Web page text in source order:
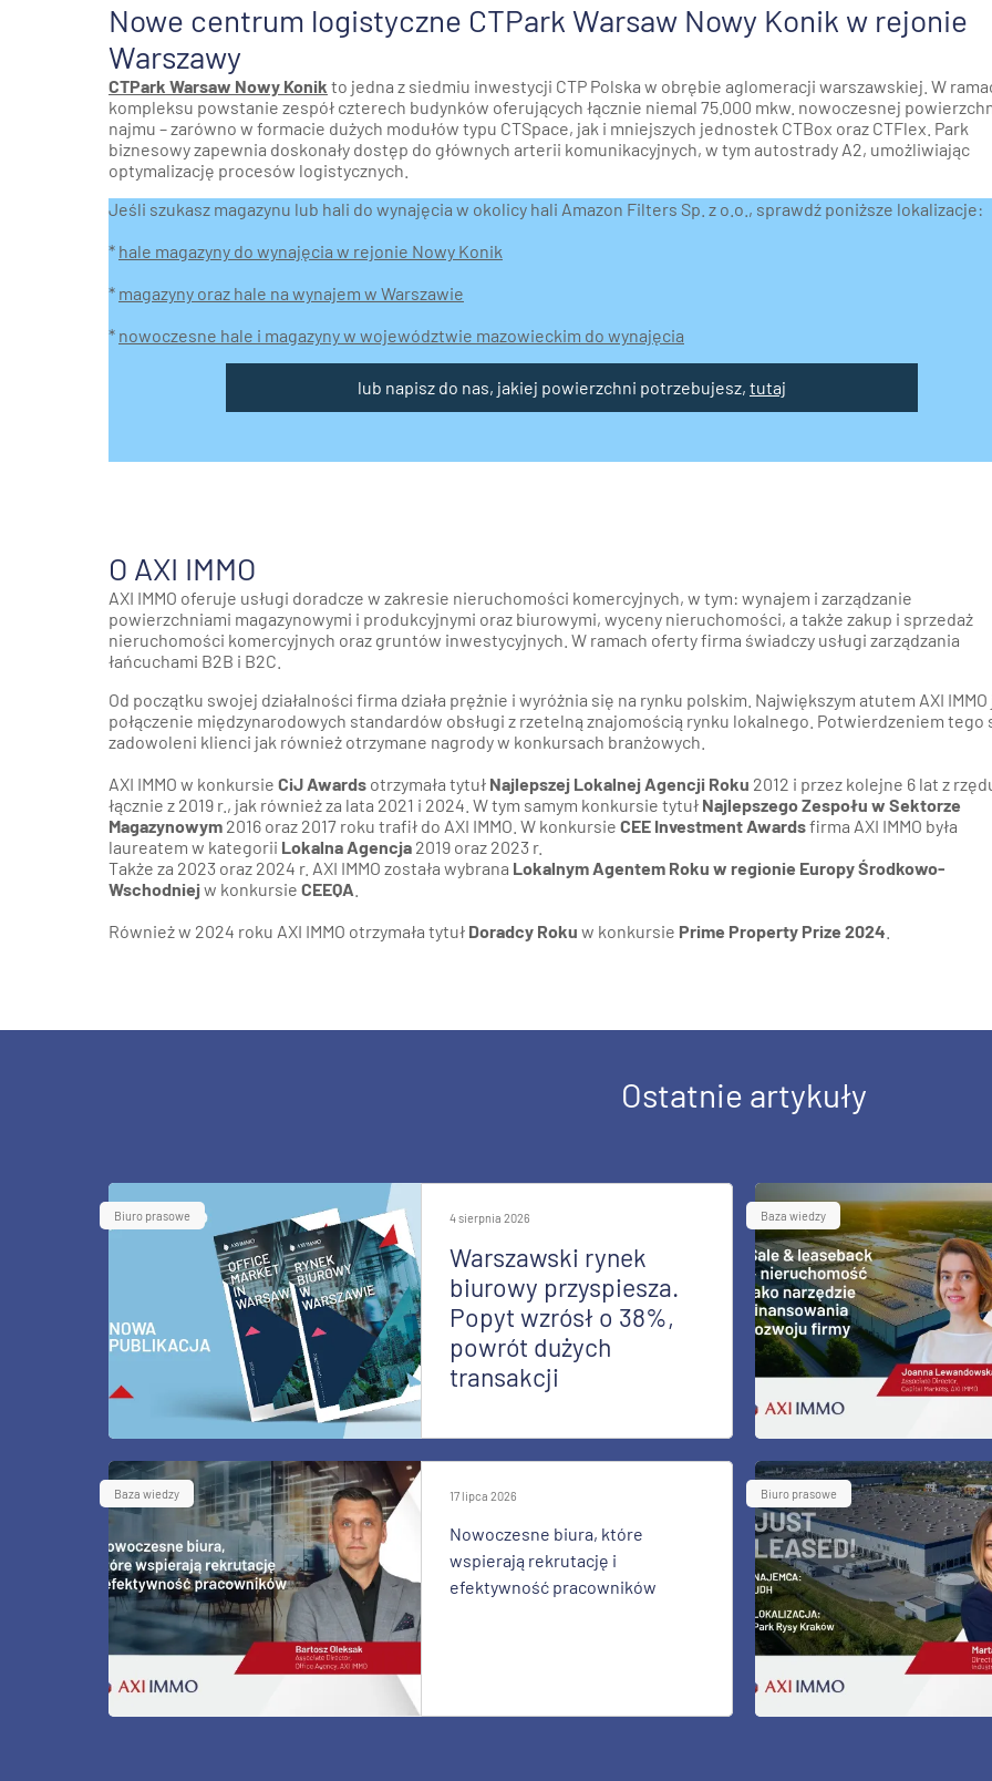
Nowe centrum logistyczne CTPark Warsaw Nowy Konik w rejonie
Warszawy
CTPark Warsaw Nowy Konik to jedna z siedmiu inwestycji CTP Polska w obrębie aglomeracji warszawskiej. W
kompleksu powstanie zespół czterech budynków oferujących łącznie niemal 75.000 mkw. nowoczesnej
najmu – zarówno w formacie dużych modułów typu CTSpace, jak i mniejszych jednostek CTBox oraz CTFlex. Park
biznesowy zapewnia doskonały dostęp do głównych arterii komunikacyjnych, w tym autostrady A2, umożliwiając
optymalizację procesów logistycznych.
Jeśli szukasz magazynu lub hali do wynajęcia w okolicy hali Amazon Filters Sp. z o.o., sprawdź poniższe lokalizacje:
* hale magazyny do wynajęcia w rejonie Nowy Konik
* magazyny oraz hale na wynajem w Warszawie
* nowoczesne hale i magazyny w województwie mazowieckim do wynajęcia
lub napisz do nas, jakiej powierzchni potrzebujesz, tutaj
O AXI IMMO
AXI IMMO oferuje usługi doradcze w zakresie nieruchomości komercyjnych, w tym: wynajem i zarządzanie
powierzchniami magazynowymi i produkcyjnymi oraz biurowymi, wyceny nieruchomości, a także zakup i sprzedaż
nieruchomości komercyjnych oraz gruntów inwestycyjnych. W ramach oferty firma świadczy usługi zarządzania
łańcuchami B2B i B2C.
Od początku swojej działalności firma działa prężnie i wyróżnia się na rynku polskim. Największym atutem AXI
połączenie międzynarodowych standardów obsługi z rzetelną znajomością rynku lokalnego. Potwierdzeniem tego
zadowoleni klienci jak również otrzymane nagrody w konkursach branżowych.
AXI IMMO w konkursie CiJ Awards otrzymała tytuł Najlepszej Lokalnej Agencji Roku 2012 i przez kolejne 6 lat z
łącznie z 2019 r., jak również za lata 2021 i 2024. W tym samym konkursie tytuł Najlepszego Zespołu w Sektorze
Magazynowym 2016 oraz 2017 roku trafił do AXI IMMO. W konkursie CEE Investment Awardsfirma AXI IMMO była
laureatem w kategorii Lokalna Agencja 2019 oraz 2023 r.
Także za 2023 oraz 2024 r. AXI IMMO została wybrana Lokalnym Agentem Roku w regionie Europy Środkowo-
Wschodniejw konkursie CEEQA
Również w 2024 roku AXI IMMO otrzymała tytuł Doradcy Roku w konkursie Prime Property Prize 2024
Ostatnie artykuły
Biuro prasowe 4 sierpnia 2026
Warszawski rynek
biurowy przyspiesza.
Popyt wzrósł o 38%,
powrót dużych
transakcji
Baza wiedzy
Baza wiedzy 17 lipca 2026
Nowoczesne biura, które
wspierają rekrutację i
efektywność pracowników
Biuro prasowe